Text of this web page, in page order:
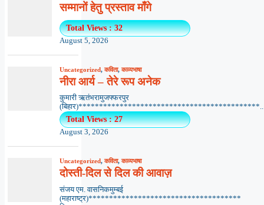
सम्मानों हेतु प्रस्ताव माँगे
Total Views : 32
August 5, 2026
Uncategorized,कविता,काव्यभाषा
नीरा आर्य – तेरे रूप अनेक
कुमारी ऋतंभरामुजफ्फरपुर
Total Views : 27
August 3, 2026
Uncategorized,कविता,काव्यभाषा
दोस्ती-दिल से दिल की आवाज़
संजय एम. वासनिकमुम्बई
(महाराष्ट्र)*************************************